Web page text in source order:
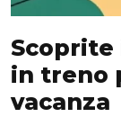
in treno
vacanza